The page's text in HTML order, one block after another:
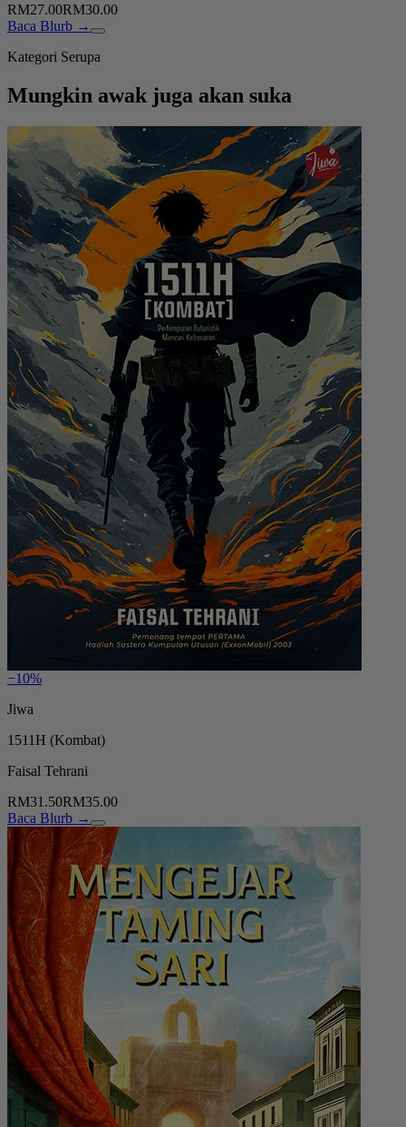
RM27.00RM30.00
Baca Blurb →
Kategori Serupa
Mungkin awak juga akan suka
−10%
Jiwa
1511H (Kombat)
Faisal Tehrani
RM31.50RM35.00
Baca Blurb →